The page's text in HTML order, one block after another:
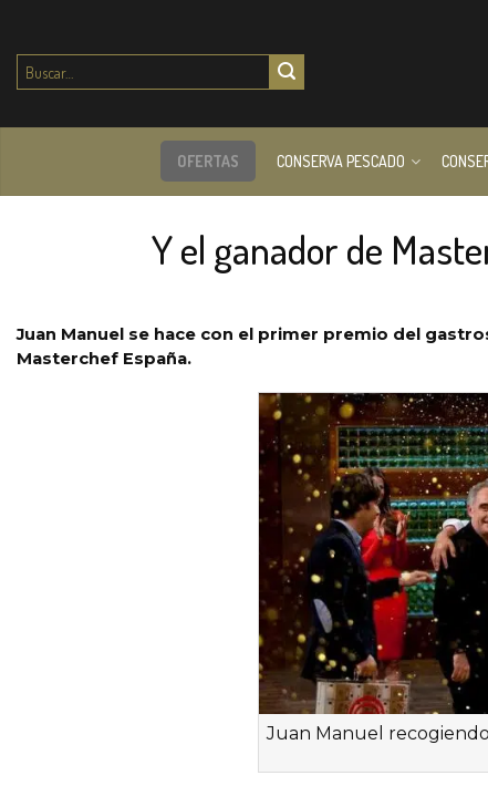
Buscar
por:
OFERTAS CONSERVA PESCADO
Y el ganador de
Juan Manuel se hace con el primer premio del
Masterchef España.
Juan Manuel